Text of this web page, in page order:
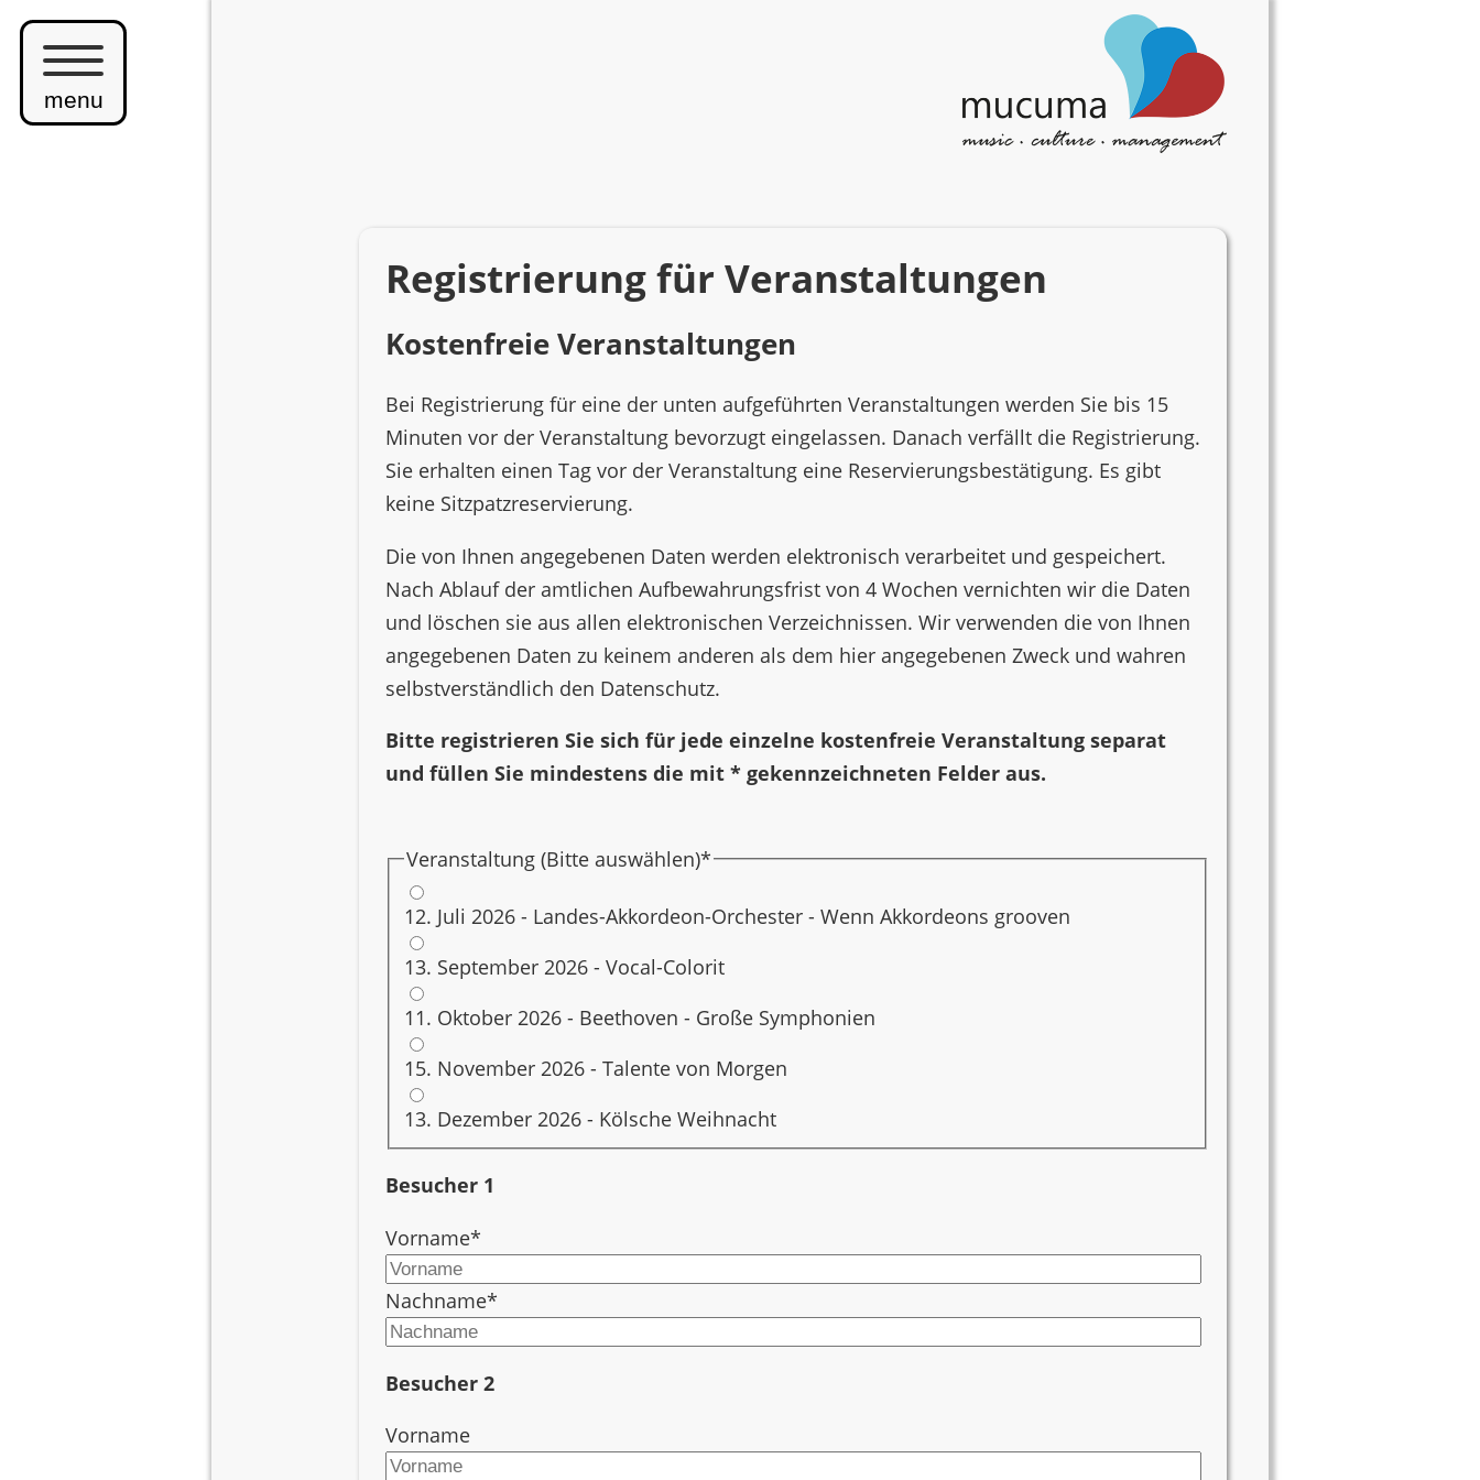
menu
Navigation
überspringen
Veranstaltungen im Rittergut Orr
Registrierung für Veranstaltungen
Kostenfreie Veranstaltungen
Bei Registrierung für eine der unten aufgeführten Veranstaltungen werden Sie bis 15
Minuten vor der Veranstaltung bevorzugt eingelassen. Danach verfällt die Registrierung.
Sie erhalten einen Tag vor der Veranstaltung eine Reservierungsbestätigung. Es gibt
keine Sitzpatzreservierung.
Die von Ihnen angegebenen Daten werden elektronisch verarbeitet und gespeichert.
Nach Ablauf der amtlichen Aufbewahrungsfrist von 4 Wochen vernichten wir die Daten
und löschen sie aus allen elektronischen Verzeichnissen. Wir verwenden die von Ihnen
angegebenen Daten zu keinem anderen als dem hier angegebenen Zweck und wahren
selbstverständlich den Datenschutz.
Bitte registrieren Sie sich für jede einzelne kostenfreie Veranstaltung separat
und füllen Sie mindestens die mit * gekennzeichneten Felder aus.
Pflichtfeld
Veranstaltung (Bitte auswählen)*
12. Juli 2026 - Landes-Akkordeon-Orchester - Wenn Akkordeons grooven
13. September 2026 - Vocal-Colorit
11. Oktober 2026 - Beethoven - Große Symphonien
15. November 2026 - Talente von Morgen
13. Dezember 2026 - Kölsche Weihnacht
Besucher 1
Pflichtfeld
Vorname*
Pflichtfeld
Nachname*
Besucher 2
Vorname